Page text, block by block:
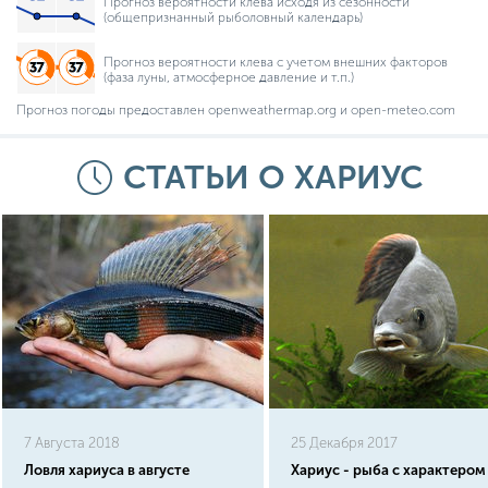
(общепризнанный рыболовный календарь)
Прогноз вероятности клева с учетом внешних факторов
(фаза луны, атмосферное давление и т.п.)
Прогноз погоды предоставлен openweathermap.org и open-meteo.com
СТАТЬИ О ХАРИУС
7 Августа 2018
Ловля хариуса в августе
25 Декабря 2017
Хариус - рыба с характером